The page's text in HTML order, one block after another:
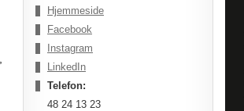
Hjemmeside
Facebook
Instagram
LinkedIn
Telefon:
48 24 13 23